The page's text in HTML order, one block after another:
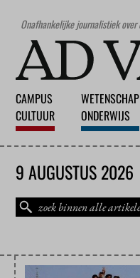
Onafhankelijke journalistiek
CAMPUS
CULTUUR
WETENSCHAP
ONDERWIJS
9 AUGUSTUS 2026